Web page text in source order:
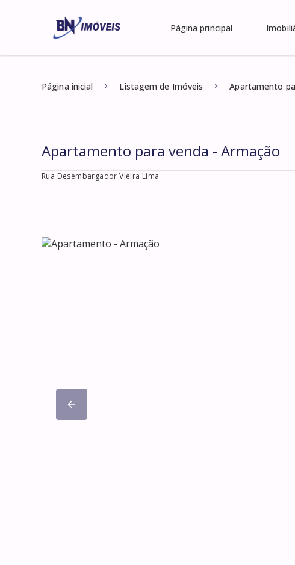
Página principal
Página inicial Listagem de Imóveis Apartamento
Apartamento para venda - Armação
Rua Desembargador Vieira Lima